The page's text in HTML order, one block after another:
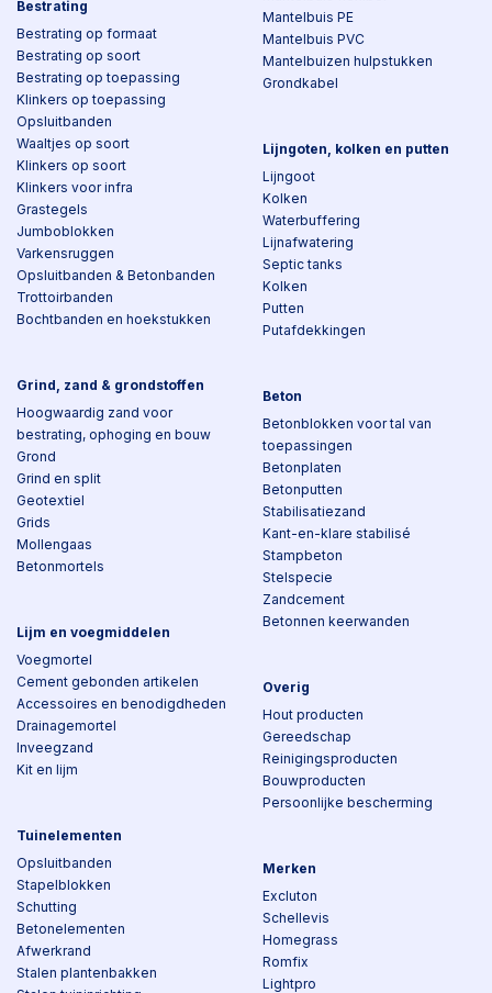
Bestrating
Bestrating op formaat
Bestrating op soort
Bestrating op toepassing
Klinkers op toepassing
Opsluitbanden
Waaltjes op soort
Klinkers op soort
Klinkers voor infra
Grastegels
Jumboblokken
Varkensruggen
Opsluitbanden & Betonbanden
Trottoirbanden
Bochtbanden en hoekstukken
Grind, zand & grondstoffen
Hoogwaardig zand voor
bestrating, ophoging en bouw
Grond
Grind en split
Geotextiel
Grids
Mollengaas
Betonmortels
Lijm en voegmiddelen
Voegmortel
Cement gebonden artikelen
Accessoires en benodigdheden
Drainagemortel
Inveegzand
Kit en lijm
Tuinelementen
Opsluitbanden
Stapelblokken
Schutting
Betonelementen
Afwerkrand
Stalen plantenbakken
Mantelbuis PE
Mantelbuis PVC
Mantelbuizen hulpstukken
Grondkabel
Lijngoten, kolken en putten
Lijngoot
Kolken
Waterbuffering
Lijnafwatering
Septic tanks
Kolken
Putten
Putafdekkingen
Beton
Betonblokken voor tal van
toepassingen
Betonplaten
Betonputten
Stabilisatiezand
Kant-en-klare stabilisé
Stampbeton
Stelspecie
Zandcement
Betonnen keerwanden
Overig
Hout producten
Gereedschap
Reinigingsproducten
Bouwproducten
Persoonlijke bescherming
Merken
Excluton
Schellevis
Homegrass
Romfix
Lightpro